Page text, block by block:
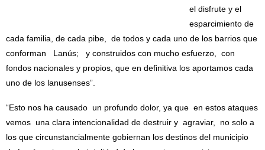
el disfrute y el
esparcimiento de
cada familia, de cada pibe, de todos y cada uno de los barrios que
conforman Lanús; y construidos con mucho esfuerzo, con
fondos nacionales y propios, que en definitiva los aportamos cada
uno de los lanusenses”.
“Esto nos ha causado un profundo dolor, ya que en estos ataques
vemos una clara intencionalidad de destruir y agraviar, no solo a
los que circunstancialmente gobiernan los destinos del municipio